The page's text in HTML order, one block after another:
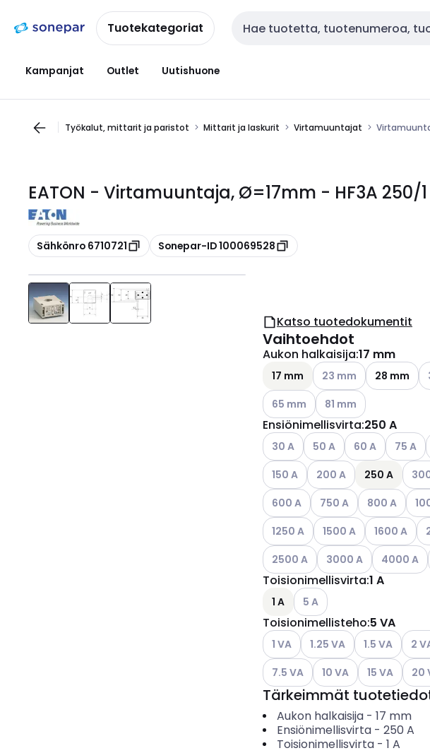
navigointiinsisältöönTuotekategoriat Haku
Kampanjat Outlet Uutishuone
Työkalut, mittarit ja paristot Mittarit ja laskurit Virtamuuntajat
EATON - Virtamuuntaja, Ø=17mm - HF3A 250/1
Kopioi
Sähkönro 6710721 Kopioi
Sonepar-ID 100069528
Katso tuotedokumentit
Vaihtoehdot
Aukon halkaisija:17 mm
17 mm Katso käytettävissä
23 mm 28 mm
Katso käytettävissä olevat
65 mm Katso käytettävissä
81 mm
Ensiönimellisvirta:250 A
Katso käytettävissä olevat
30 A Katso käytettävissä
50 A Katso
60 A Katso
75 A
Katso käytettävissä olevat
150 A Katso käytettävissä
200 A 250 A
Katso käytettävissä olevat
600 A Katso käytettävissä
750 A Katso
800 A
Katso käytettävissä olevat
1250 A Katso käytettävissä
1500 A Katso
1600 A
Katso käytettävissä olevat
2500 A Katso käytettävissä
3000 A Katso
4000 A
Toisionimellisvirta:1 A
1 A Katso käytettävissä olevat
5 A
Toisionimellisteho:5 VA
Katso käytettävissä olevat
1 VA Katso käytettävissä
1.25 VA Katso
1.5 VA 2
Katso käytettävissä olevat
7.5 VA Katso käytettävissä
10 VA Katso
15 VA 20
Tärkeimmät
Aukon halkaisija- 17 mm
Ensiönimellisvirta- 250 A
Toisionimellisvirta- 1 A